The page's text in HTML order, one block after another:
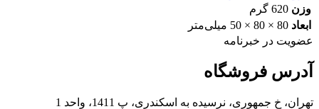
وزن 620 گرم
ابعاد 80 × 80 × 50 میلی‌متر
عضویت در خبرنامه
آدرس فروشگاه
تهران، خ جمهوری، نرسیده به اسکندری، پ 1411، واحد 1